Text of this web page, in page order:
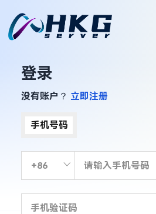
登录
没有账户？ 立即注册
手机号码